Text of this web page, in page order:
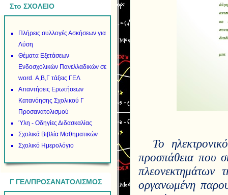
Στο ΣΧΟΛΕΙΟ
Πλήρεις συλλογές Ασκήσεων για
Λύση
Θέματα Εξετάσεων
Ενδοσχολικών Πανελλαδικών σε
word. Α,Β,Γ τάξεις ΓΕΛ
Απαντήσεις Ερωτήσεων
Κατανόησης Σχολικού Γ
Προσανατολισμού
Ύλη - Οδηγίες Διδασκαλίας
Σχολικά Βιβλία Μαθηματικών
Σχολικό Ημερολόγιο
Γ ΓΕΛ/ΠΡΟΣΑΝΑΤΟΛΙΣΜΟΣ
Το
προσπάθεια που
πλεονεκτημάτων
οργανωμένη